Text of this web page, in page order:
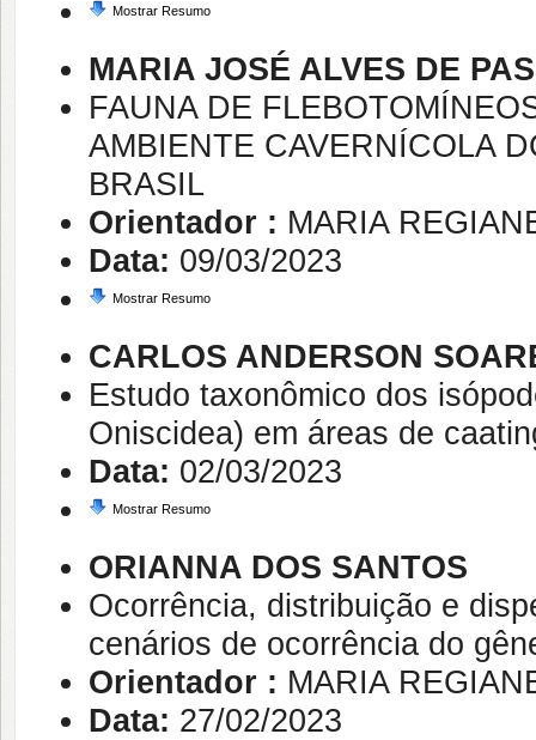
Mostrar Resumo
MARIA JOSÉ ALVES DE
FAUNA DE
AMBIENTE CAVERNÍCOLA
BRASIL
Orientador : MARIA
Data: 09/03/2023
Mostrar Resumo
CARLOS ANDERSON
Estudo taxonômico dos
Oniscidea) em áreas de
Data: 02/03/2023
Mostrar Resumo
ORIANNA DOS SANTOS
Ocorrência, distribuição e
cenários de ocorrência do
Orientador : MARIA
Data: 27/02/2023